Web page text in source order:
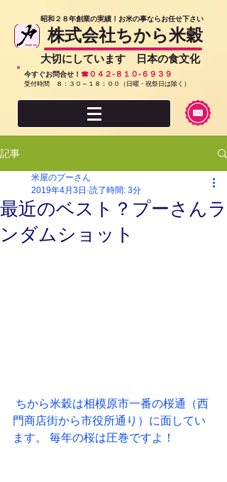
​昭和２８年創業の実績！お米の事ならお任せ下さい
株式会社ちから米穀
​大切にしています 日本の食文化
今すぐお問合せ！ ☎０４２-８１０-６９３９
受付時間 ８：３０～１８：００（日曜・祝祭日は除く）
記事
最近のベスト？プーさんラ
ンダムショット
米屋のプーさん
2019年4月3日 読了時間: 3分
門商店街から市役所通り）に面してい
ます。 毎年の桜は圧巻ですよ！